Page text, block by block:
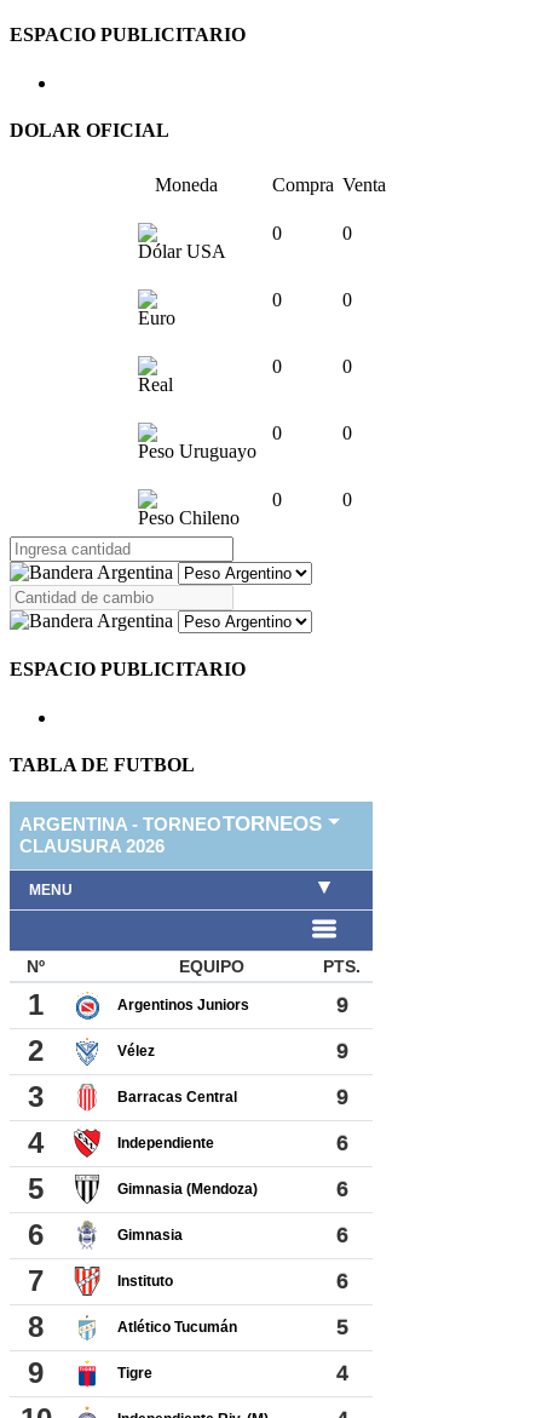
ESPACIO PUBLICITARIO
DOLAR OFICIAL
Moneda Compra Venta
Dólar USA
0 0
Euro
0 0
Real
0 0
Peso Uruguayo
0 0
Peso Chileno
0 0
ESPACIO PUBLICITARIO
TABLA DE FUTBOL